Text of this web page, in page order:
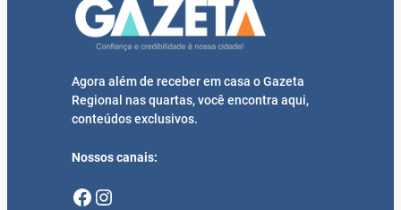
Agora além de receber em casa o Gazeta
Regional nas quartas, você encontra aqui,
conteúdos exclusivos.
Nossos canais:
Facebook Instagram